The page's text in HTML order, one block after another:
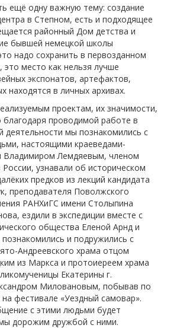
ещё одну важную тему: создание
в Степном, есть и подходящее
районный Дом детства и
бывшей немецкой школы
надо сохранить в первозданном
это место как нельзя лучше
экспонатов, артефактов,
находятся в личных архивах.
проектам, их значимости,
благодаря проводимой работе в
деятельности мы познакомились с
настоящими краеведами-
Владимиром Лемдяевым, членом
узнавали об историческом
предков из лекций кандидата
преподавателя Поволжского
РАНХиГС имени Столыпина
ездили в экспедиции вместе с
общества Еленой Арнд и
и подружились с
Андреевского храма отцом
из Маркса и протоиереем храма
Екатерины г.
Миловановым, побывав по
фестивале «Уездный самовар».
с этими людьми будет
дорожим дружбой с ними.